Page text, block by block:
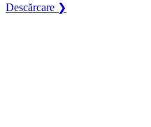
Descărcare ❯